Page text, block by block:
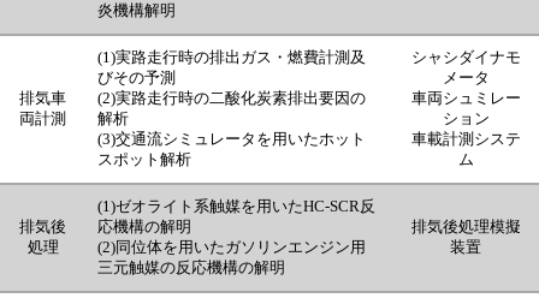
炎機構解明
排気車
両計測
(1)実路走行時の排出ガス・燃費計測及
びその予測
(2)実路走行時の二酸化炭素排出要因の
解析
(3)交通流シミュレータを用いたホット
スポット解析
シャシダイナモ
メータ
車両シュミレー
ション
車載計測システ
ム
排気後
処理
(1)ゼオライト系触媒を用いたHC-SCR反
応機構の解明
(2)同位体を用いたガソリンエンジン用
三元触媒の反応機構の解明
排気後処理模擬
装置